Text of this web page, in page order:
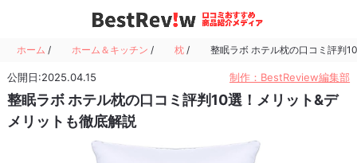
ホーム / ホーム＆キッチン / 枕 / 整眠ラボ ホテル枕の口コミ評判
公開日:2025.04.15 制作：BestReview編集部
整眠ラボ ホテル枕の口コミ評判10選！メリット&デ
メリットも徹底解説